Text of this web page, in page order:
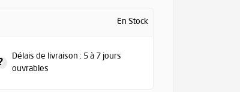
En Stock
?
Délais de livraison : 5 à 7 jours
ouvrables